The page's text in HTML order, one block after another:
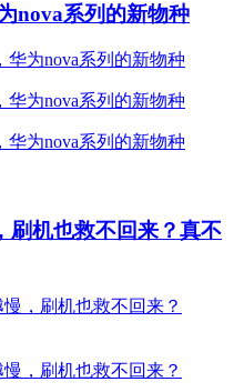
nova系列的新物种
刷机也救不回来？真不